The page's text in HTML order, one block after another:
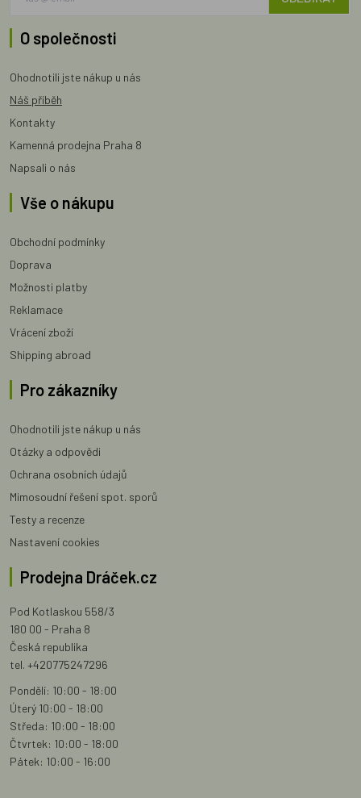
O společnosti
Ohodnotili jste nákup u nás
Náš příběh
Kontakty
Kamenná prodejna Praha 8
Napsali o nás
Vše o nákupu
Obchodní podmínky
Doprava
Možnosti platby
Reklamace
Vrácení zboží
Shipping abroad
Pro zákazníky
Ohodnotili jste nákup u nás
Otázky a odpovědi
Ochrana osobních údajů
Mimosoudní řešení spot. sporů
Testy a recenze
Nastavení cookies
Prodejna Dráček.cz
Pod Kotlaskou 558/3
180 00 - Praha 8
Česká republika
tel. +420775247296
Pondělí: 10:00 - 18:00
Úterý 10:00 - 18:00
Středa: 10:00 - 18:00
Čtvrtek: 10:00 - 18:00
Pátek: 10:00 - 16:00